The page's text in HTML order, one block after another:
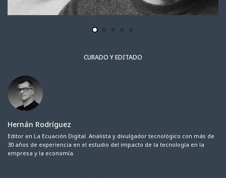
CURADO Y EDITADO
Hernán Rodríguez
Editor en La Ecuación Digital. Analista y divulgador tecnológico con más de
30 años de experiencia en el estudio del impacto de la tecnología en la
empresa y la economía.